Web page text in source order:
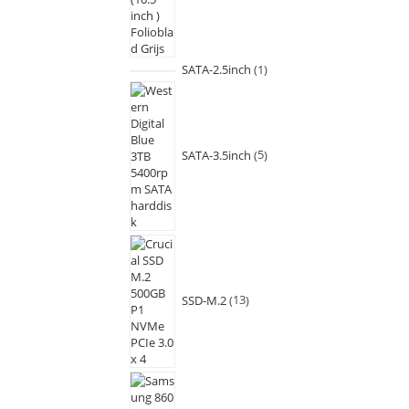
SATA-2.5inch 1
SATA-3.5inch 5
SSD-M.2 13